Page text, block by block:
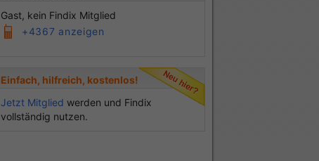
Gast, kein Findix Mitglied
+4367 anzeigen
Einfach, hilfreich, kostenlos!
Jetzt Mitglied werden und Findix
vollständig nutzen.